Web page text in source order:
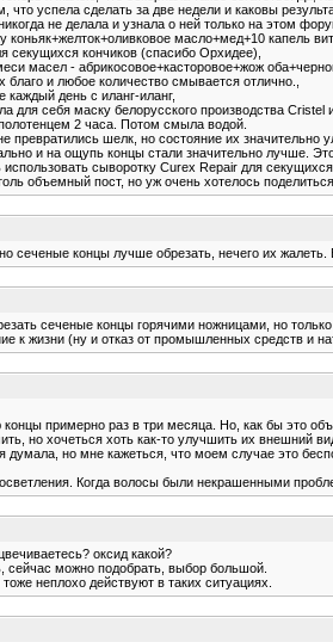
что успела сделать за две недели и каковы
не делала и узнала о ней только на этом
масло+мед+10 капель
секущихся кончиков (спасибо Орхидее),
масел - абрикосовое+касторовое+жож
и любое количество смывается отлично.,
день с иланг-иланг,
для себя маску белорусского производства
2 часа. Потом смыла водой.
превратились шелк, но состояние их
и на ощупь концы стали значительно лучше.
сыворотку Curex Repair для
объемный пост, но уж очень хотелось
сеченые концы лучше обрезать, нечего их
сеченые концы горячими ножницами, но
к жизни (ну и отказ от промышленных средств и
примерно раз в три месяца. Но, как бы это
но хочеться хоть как-то улучшить их внешний
думала, но мне кажеться, что моем случае это
Когда волосы были некрашенными
оксид какой?
сейчас можно подобрать, выбор большой.
неплохо действуют в таких ситуациях.